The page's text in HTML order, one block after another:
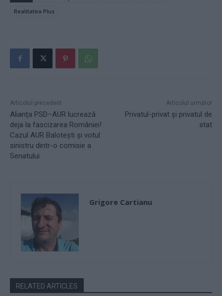
Realitatea Plus
Articolul precedent
Alianța PSD–AUR lucrează
deja la fascizarea României!
Cazul AUR Balotești și votul
sinistru dintr-o comisie a
Senatului
Articolul următor
Privatul-privat și privatul de
stat
Grigore Cartianu
RELATED ARTICLES